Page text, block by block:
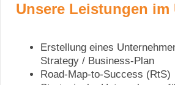
Unsere Leistungen im
Erstellung eines
Strategy / Business-Plan
Road-Map-to-Success (RtS)